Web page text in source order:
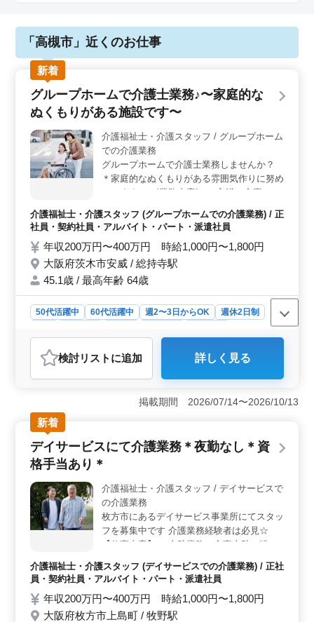
「高槻市」近くのお仕事
新着
グループホームで介護士業務♪〜家庭的な
ぬくもりがある施設です〜
介護福祉士・介護スタッフ / グループホーム
での介護業務
グループホームで介護士業務しませんか？
＊家庭的なぬくもりがある雰囲気作りに努め
ています＊ 《業務内容》 ・入浴・食事・排
レクリエーション ・サービス利用者の家族
のサポート など 《備考》 ・社会保険完備
・交通費支給 まずはお気軽にお問い合わせ
ください！ 皆様のご応募お待ちしておりま
す！
介護福祉士・介護スタッフ (グループホームでの介護業務) / 正
社員・契約社員・アルバイト・パート・派遣社員
年収200万円〜400万円 時給1,000円〜1,800円
大阪府茨木市安威 / 総持寺駅
45.1歳 / 最高年齢 64歳
50代活躍中 60代活躍中 週2〜3日からOK
週休2日制
介護福祉士・介護スタッフ
おすすめポイント
＜家庭的なぬくもりがあるグループホームでの介護士業
務♪＞ 温かい雰囲気が自慢の施設で入浴や食事の介助か
らレクリエーションまで幅広い業務を担当します。お一
人おひとりの生活リズムや個別ニーズに合わせた支援を
提供し、利用者の生活の質を向上させることに貢献しま
す。 ＜業務内容＞ 身体介助や個別支援計画の作
成、レクリエーションなどを通じて利用者の生活をサポ
族が安心して生活できるよう支えます。経験を活かし利
用者の笑顔や喜びに繋がるお手伝いを心掛けていま
す。 ＜ポイント＞ 週2〜3日からの勤務も可能で社
会保険完備です。総持寺駅からアクセス良好な立地に位
置し、安心して通勤できます。温かい雰囲気の職場でや
待ちしています。
検討リスト に追加 詳しく見る
掲載期間 2026/07/14〜2026/10/13
新着
デイサービスにて介護業務＊夜勤なし＊資
格手当あり＊
介護福祉士・介護スタッフ / デイサービスで
の介護業務
枚方市にあるデイサービス事業所にてスタッ
フを募集中です 介護業務経験者は必見☆
【仕事内容】 ・介助業務（食事介助、排泄
エーションの実施 等 ＊シフト制(週3日以上
相談可能) ＊資格手当あり ＊交通費実費支給
勤務時間帯等、ご相談ください◎ 皆様のご
応募をお待ちしております♪
介護福祉士・介護スタッフ (デイサービスでの介護業務) / 正社
員・契約社員・アルバイト・パート・派遣社員
年収200万円〜400万円 時給1,000円〜1,800円
大阪府枚方市上島町 / 牧野駅